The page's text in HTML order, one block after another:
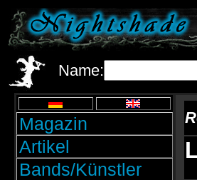
Name:
Magazin
Artikel
Bands/Künstler